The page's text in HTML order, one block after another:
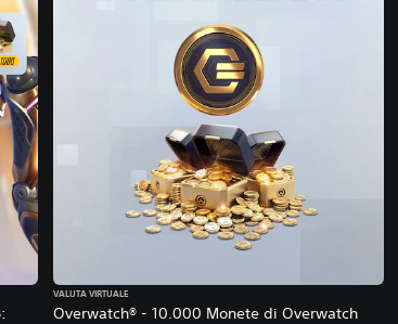
Overwatch® - 10.000 Monete di Overwatch
VALUTA VIRTUALE